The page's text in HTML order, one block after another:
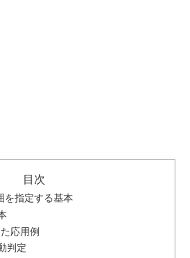
目次
を指定する基本
応用例
判定